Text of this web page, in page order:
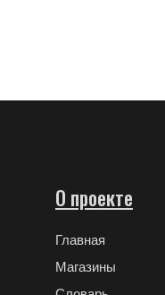
О проекте
Главная
Магазины